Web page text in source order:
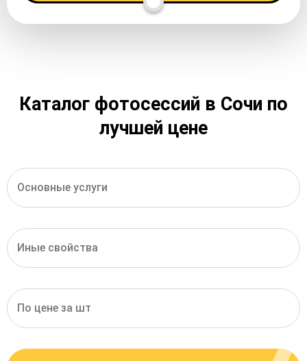
Каталог фотосессий в Сочи по
лучшей цене
Основные услуги
Иные свойства
По цене за шт